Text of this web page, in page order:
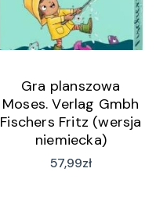
Gra planszowa
Moses. Verlag Gmbh
Fischers Fritz (wersja
niemiecka)
57,99zł